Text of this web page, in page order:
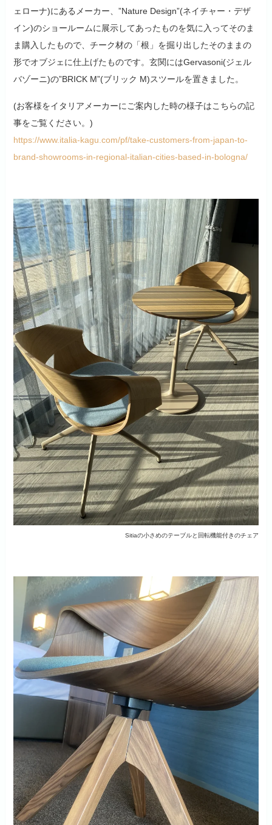
ェローナ)にあるメーカー、”Nature Design”(ネイチャー・デザ
イン)のショールームに展示してあったものを気に入ってそのま
ま購入したもので、チーク材の「根」を掘り出したそのままの
形でオブジェに仕上げたものです。玄関にはGervasoni(ジェル
バゾーニ)の”BRICK M”(ブリック M)スツールを置きました。
(お客様をイタリアメーカーにご案内した時の様子はこちらの記
事をご覧ください。)
https://www.italia-kagu.com/pf/take-customers-from-japan-to-
brand-showrooms-in-regional-italian-cities-based-in-bologna/
Sitiaの小さめのテーブルと回転機能付きのチェア